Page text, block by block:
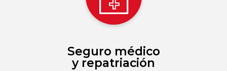
Seguro médico
y repatriación